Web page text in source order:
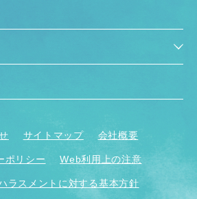
サイトマップ 会社概要
ポリシー Web利用上の注意
ラスメントに対する基本方針